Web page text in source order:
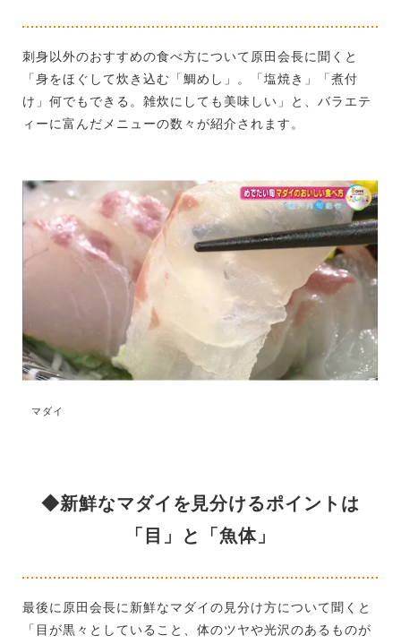
刺身以外のおすすめの食べ方について原田会長に聞くと
「身をほぐして炊き込む「鯛めし」。「塩焼き」「煮付
け」何でもできる。雑炊にしても美味しい」と、バラエテ
ィーに富んだメニューの数々が紹介されます。
マダイ
◆新鮮なマダイを見分けるポイントは
「目」と「魚体」
最後に原田会長に新鮮なマダイの見分け方について聞くと
「目が黒々としていること、体のツヤや光沢のあるものが